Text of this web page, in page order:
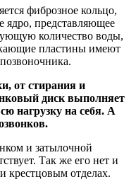
фиброзное кольцо,
ядро, представляющее
количество воды,
пластины имеют
от стирания и
диск выполняет
нагрузку на себя. А
и затылочной
Так же его нет и
крестцовым отделах.